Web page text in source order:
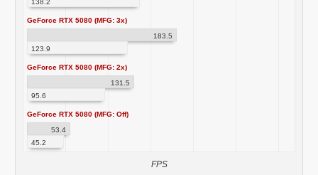
138.2
GeForce RTX 5080 (MFG: 3x)
183.5
123.9
GeForce RTX 5080 (MFG: 2x)
131.5
95.6
GeForce RTX 5080 (MFG: Off)
53.4
45.2
FPS